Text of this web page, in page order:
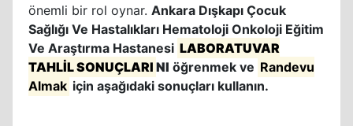
önemli bir rol oynar. Ankara Dışkapı Çocuk
Sağlığı Ve Hastalıkları Hematoloji Onkoloji Eğitim
Ve Araştırma Hastanesi LABORATUVAR
TAHLİL SONUÇLARI NI öğrenmek ve Randevu
Almak için aşağıdaki sonuçları kullanın.